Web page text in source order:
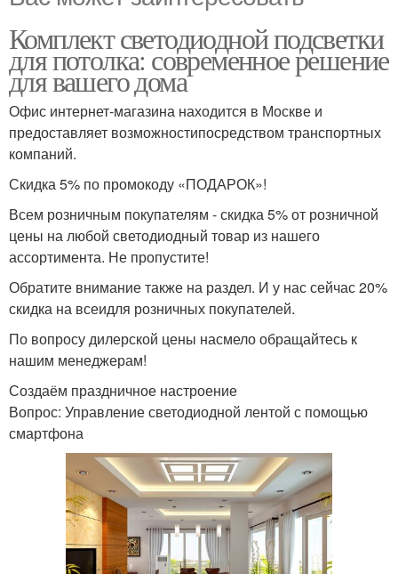
Комплект светодиодной подсветки
для потолка: современное решение
для вашего дома
Офис интернет-магазина находится в Москве и
предоставляет возможностипосредством транспортных
компаний.
Скидка 5% по промокоду «ПОДАРОК»!
Всем розничным покупателям - скидка 5% от розничной
цены на любой светодиодный товар из нашего
ассортимента. Не пропустите!
Обратите внимание также на раздел. И у нас сейчас 20%
скидка на всеидля розничных покупателей.
По вопросу дилерской цены насмело обращайтесь к
нашим менеджерам!
Создаём праздничное настроение
Вопрос: Управление светодиодной лентой с помощью
смартфона